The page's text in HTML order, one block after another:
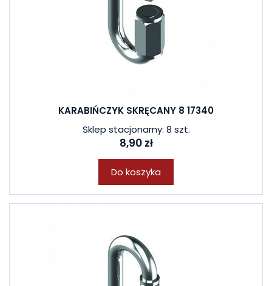
KARABIŃCZYK SKRĘCANY 8 17340
Sklep stacjonarny: 8 szt.
8,90 zł
Do koszyka